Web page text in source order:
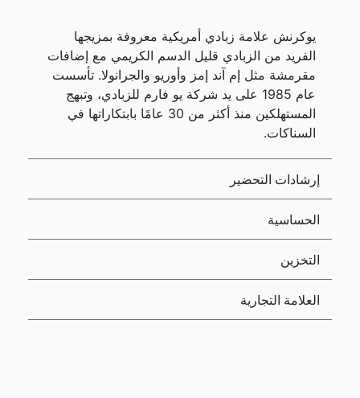
يوكرنش علامة زبادي أمريكية معروفة بمزيجها
الفريد من الزبادي قليل الدسم الكريمي مع إضافات
مقرمشة مثل إم آند إمز وأوريو والجرانولا. تأسست
عام 1985 على يد شركة يو فارم للزبادي، وتبهج
المستهلكين منذ أكثر من 30 عامًا بابتكاراتها في
السناكات.
إرشادات التحضير
الحساسية
التخزين
العلامة التجارية